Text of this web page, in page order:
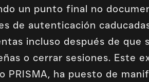
un punto final no
de autenticación
incluso después de que
o cerrar sesiones. Este
PRISMA, ha puesto de